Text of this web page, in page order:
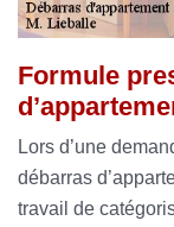
Formule
Lors d’une
débarras
travail de